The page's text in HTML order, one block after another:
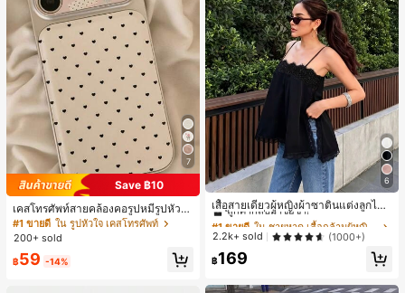
7
Save ฿10
เคสโทรศัพท์สายคล้องคอรูปหมีรูปหัวใจ
สำหรับ 17 Pro Max สไตล์มินิมอลเกาห
ลีสำหรับผู้หญิง ใช้ได้กับ 16/15/14 Pro
#1 ขายดี ใน รูปหัวใจ เคสโทรศัพท์
200+ sold
฿59 -14%
6
เสื้อสายเดี่ยวผู้หญิงผ้าซาตินแต่งลูกไม้
- เสื้อสายเดี่ยวฤดูร้อนสีขากีมีรอยผ่าด้า
นข้างที่น่าดึงดูด ลำลองสีดำ สำหรับเธอ
#1 ขายดี
ใน ชายหาด เสื้อกล้ามผู้หญิง & Camis
ลูกค้ากลับมาซื้อซ้ำ!
#1 ขายดี
ลูกค้ากลับมาซื้อซ้ำ!
#1 ขายดี
ลูกค้ากลับมาซื้อซ้ำ!
#1 ขายดี
ใน ชายหาด เสื้อกล้ามผู้หญิง & Camis
ลูกค้ากลับมาซื้อซ้ำ!
2.2k+ sold (1000+)
฿169